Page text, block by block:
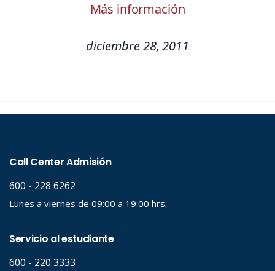
Más información
diciembre 28, 2011